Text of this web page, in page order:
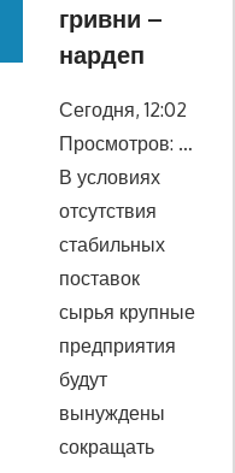
гривни –
нардеп
Сегодня, 12:02
Просмотров: …
В условиях
отсутствия
стабильных
поставок
сырья крупные
предприятия
будут
вынуждены
сокращать